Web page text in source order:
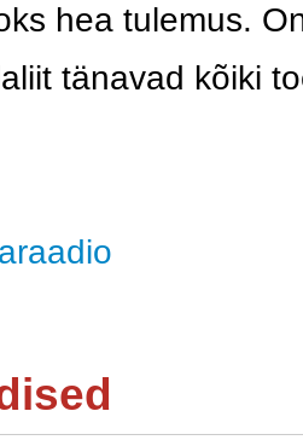
hea tulemus.
tänavad kõiki